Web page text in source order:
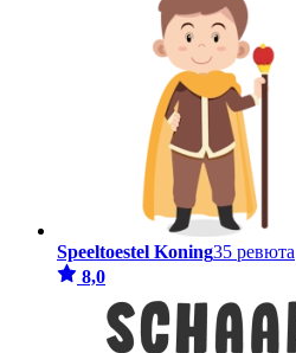
Speeltoestel Koning35 ревюта
8,0